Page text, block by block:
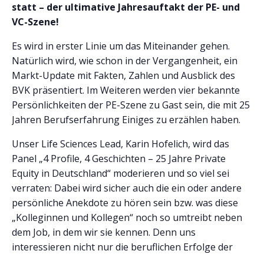
statt – der ultimative Jahresauftakt der PE- und
VC-Szene!
Es wird in erster Linie um das Miteinander gehen.
Natürlich wird, wie schon in der Vergangenheit, ein
Markt-Update mit Fakten, Zahlen und Ausblick des
BVK präsentiert. Im Weiteren werden vier bekannte
Persönlichkeiten der PE-Szene zu Gast sein, die mit 25
Jahren Berufserfahrung Einiges zu erzählen haben.
Unser Life Sciences Lead, Karin Hofelich, wird das
Panel „4 Profile, 4 Geschichten – 25 Jahre Private
Equity in Deutschland“ moderieren und so viel sei
verraten: Dabei wird sicher auch die ein oder andere
persönliche Anekdote zu hören sein bzw. was diese
„Kolleginnen und Kollegen“ noch so umtreibt neben
dem Job, in dem wir sie kennen. Denn uns
interessieren nicht nur die beruflichen Erfolge der